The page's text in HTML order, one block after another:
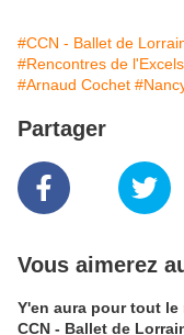
#CCN - Ballet de
#Rencontres de
#Arnaud Cochet
Partager
Vous aimerez
Y'en aura pour tout le
CCN - Ballet de